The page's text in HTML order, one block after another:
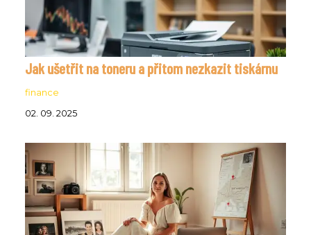
Jak ušetřit na toneru a přitom nezkazit tiskárnu
finance
02. 09. 2025